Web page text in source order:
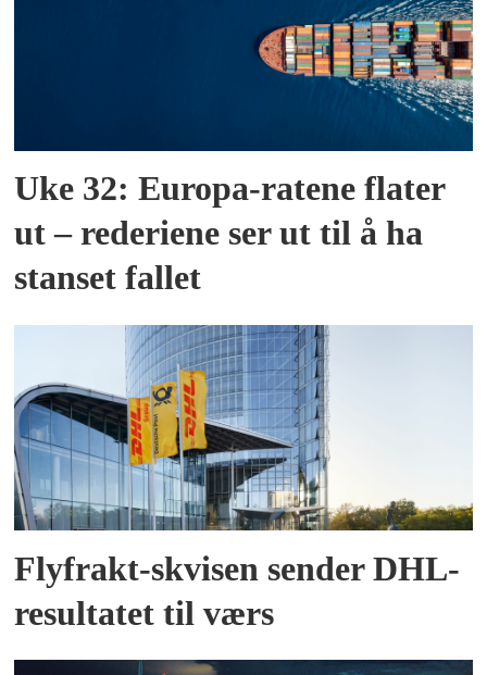
Uke 32: Europa-ratene flater
ut – rederiene ser ut til å ha
stanset fallet
Flyfrakt-skvisen sender DHL-
resultatet til værs